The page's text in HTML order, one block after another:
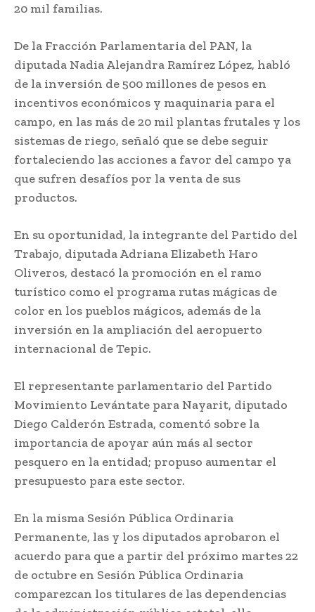
20 mil familias.
De la Fracción Parlamentaria del PAN, la
diputada Nadia Alejandra Ramírez López, habló
de la inversión de 500 millones de pesos en
incentivos económicos y maquinaria para el
campo, en las más de 20 mil plantas frutales y los
sistemas de riego, señaló que se debe seguir
fortaleciendo las acciones a favor del campo ya
que sufren desafíos por la venta de sus
productos.
En su oportunidad, la integrante del Partido del
Trabajo, diputada Adriana Elizabeth Haro
Oliveros, destacó la promoción en el ramo
turístico como el programa rutas mágicas de
color en los pueblos mágicos, además de la
inversión en la ampliación del aeropuerto
internacional de Tepic.
El representante parlamentario del Partido
Movimiento Levántate para Nayarit, diputado
Diego Calderón Estrada, comentó sobre la
importancia de apoyar aún más al sector
pesquero en la entidad; propuso aumentar el
presupuesto para este sector.
En la misma Sesión Pública Ordinaria
Permanente, las y los diputados aprobaron el
acuerdo para que a partir del próximo martes 22
de octubre en Sesión Pública Ordinaria
comparezcan los titulares de las dependencias